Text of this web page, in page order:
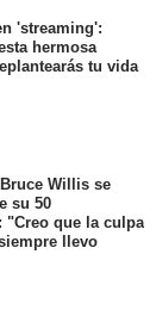
'streaming':
hermosa
tu vida
Willis se
su 50
"Creo que la culpa
llevo